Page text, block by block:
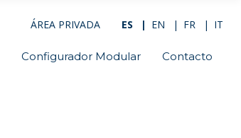
ÁREA PRIVADA ES EN FR IT
Configurador Modular Contacto